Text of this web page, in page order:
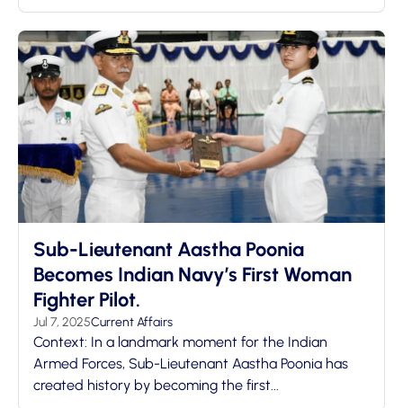
Sub-Lieutenant Aastha Poonia
Becomes Indian Navy’s First Woman
Fighter Pilot.
Jul 7, 2025Current Affairs
Context: In a landmark moment for the Indian
Armed Forces, Sub-Lieutenant Aastha Poonia has
created history by becoming the first...